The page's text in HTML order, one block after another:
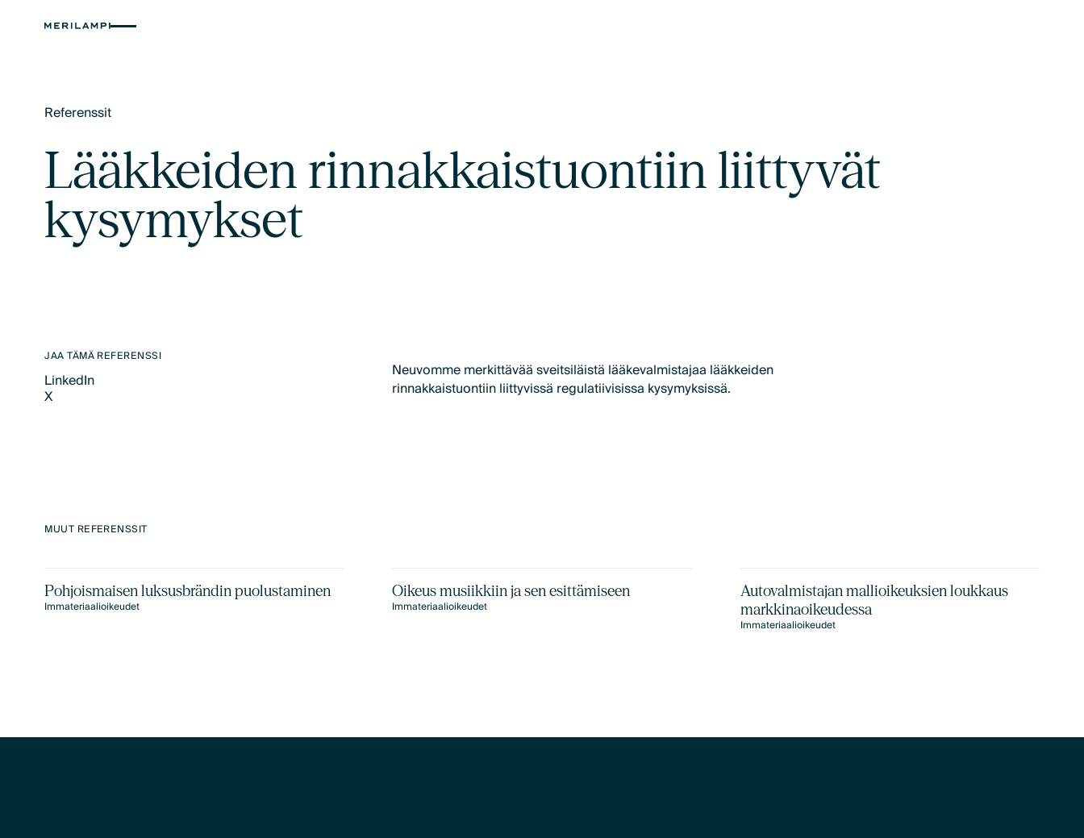
Referenssit
Lääkkeiden rinnakkaistuontiin liittyvät
kysymykset
JAA TÄMÄ REFERENSSI
LinkedIn
LinkedIn
X
Neuvomme merkittävää sveitsiläistä lääkevalmistajaa lääkkeiden
rinnakkaistuontiin liittyvissä regulatiivisissa kysymyksissä.
MUUT REFERENSSIT
Pohjoismaisen luksusbrändin puolustaminen
Immateriaalioikeudet
Oikeus musiikkiin ja sen esittämiseen
Immateriaalioikeudet
Autovalmistajan mallioikeuksien loukkaus
markkinaoikeudessa
Immateriaalioikeudet